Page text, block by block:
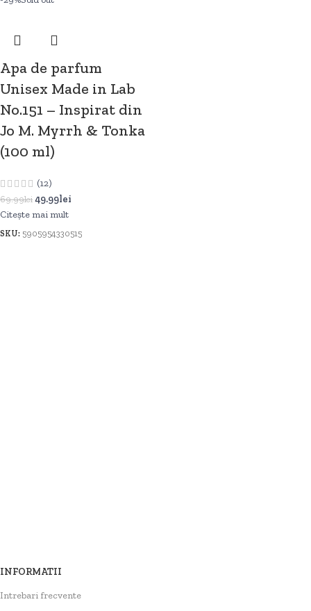
Apa de parfum
Unisex Made in Lab
No.151 – Inspirat din
Jo M. Myrrh & Tonka
(100 ml)
(12)
69.99lei 49.99lei
Citește mai mult
SKU: 5905954330515
INFORMATII
Intrebari frecvente